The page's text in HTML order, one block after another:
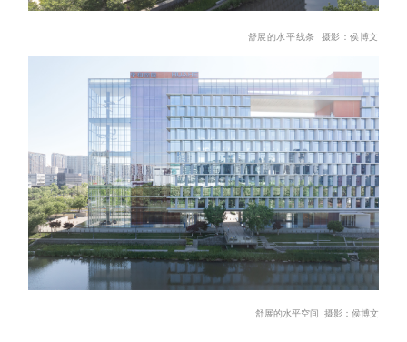
舒展的水平线条 摄影：侯博文
舒展的水平空间 摄影： 侯博文